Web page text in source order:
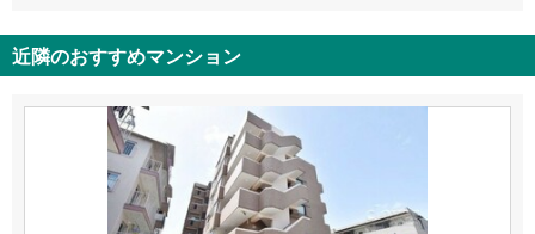
近隣のおすすめマンション